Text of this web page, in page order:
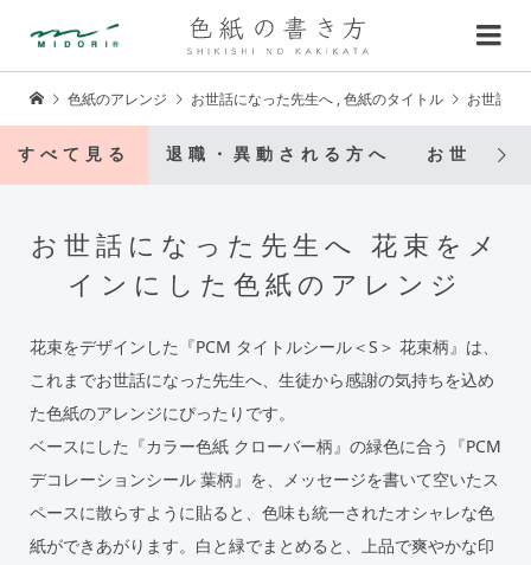
色紙のアレンジ お世話になった先生へ ,色紙のタイトル お世話に
すべて見る 退職・異動される方へ お世話に
お世話になった先生へ 花束をメ
インにした色紙のアレンジ
花束をデザインした『PCM タイトルシール＜S＞ 花束柄』は、
これまでお世話になった先生へ、生徒から感謝の気持ちを込め
た色紙のアレンジにぴったりです。
ベースにした『カラー色紙 クローバー柄』の緑色に合う『PCM
デコレーションシール 葉柄』を、メッセージを書いて空いたス
ペースに散らすように貼ると、色味も統一されたオシャレな色
紙ができあがります。白と緑でまとめると、上品で爽やかな印